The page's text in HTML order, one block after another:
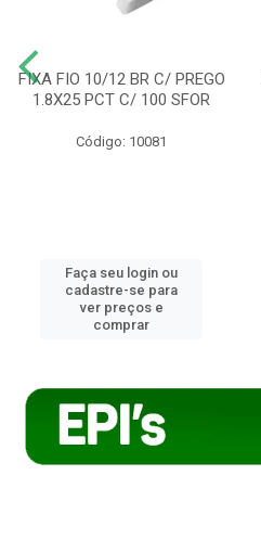
FIXA FIO 10/12 BR C/ PREGO
1.8X25 PCT C/ 100 SFOR
Código: 10081
Faça seu login ou
cadastre-se para
ver preços e
comprar